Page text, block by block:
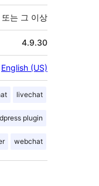
는 그 이상
4.9.30
English (US)
livechat
plugin
webchat